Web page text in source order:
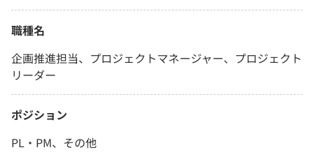
職種名
企画推進担当、プロジェクトマネージャー、プロジェクト
リーダー
ポジション
PL・PM、その他